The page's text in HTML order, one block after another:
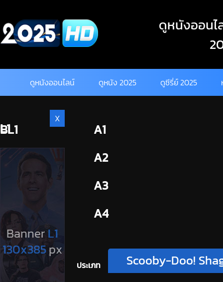
content
ดูหนังออนไ
ดูหนังออนไลน์ ดูหนัง 2025 ดูซีรี่ย์ 2025
BL1
BL2
A1
A2
A3
A4
ประเภท
Scooby-Doo!
X
L1